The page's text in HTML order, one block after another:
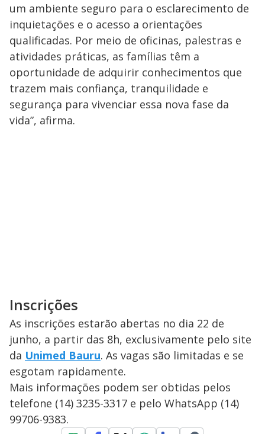
um ambiente seguro para o esclarecimento de
inquietações e o acesso a orientações
qualificadas. Por meio de oficinas, palestras e
atividades práticas, as famílias têm a
oportunidade de adquirir conhecimentos que
trazem mais confiança, tranquilidade e
segurança para vivenciar essa nova fase da
vida”, afirma.
Inscrições
As inscrições estarão abertas no dia 22 de
junho, a partir das 8h, exclusivamente pelo site
da Unimed Bauru. As vagas são limitadas e se
esgotam rapidamente.
Mais informações podem ser obtidas pelos
telefone (14) 3235-3317 e pelo WhatsApp (14)
99706-9383.